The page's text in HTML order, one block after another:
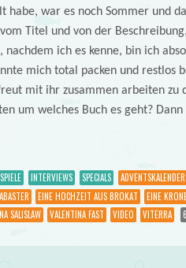
habe, war es noch Sommer und
Titel und von der
nachdem ich es kenne, bin ich
mich total packen und restlos
mit ihr zusammen arbeiten zu
um welches Buch es geht?
INTERVIEWS SPECIALS ADVENTSKALENDER
EINE HOCHZEIT AUS BROKAT EINE
SALISLAW VALENTINA FAST VIDEO VITERRA